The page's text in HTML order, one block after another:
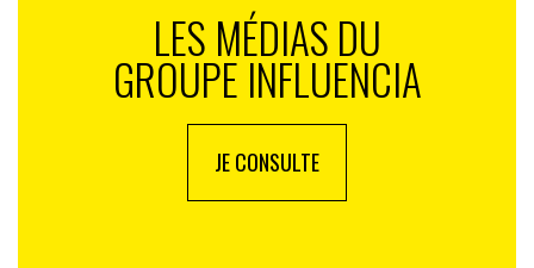
LES MÉDIAS DU
GROUPE INFLUENCIA
JE CONSULTE